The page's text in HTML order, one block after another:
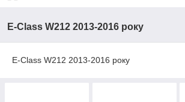
E-Class W212 2013-2016 року
E-Class W212 2013-2016 року